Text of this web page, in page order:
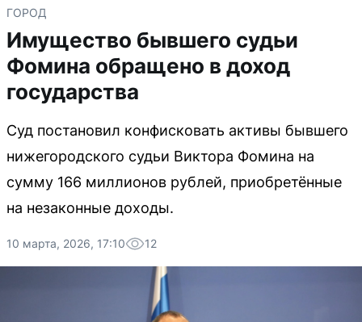
ГОРОД
Имущество бывшего судьи
Фомина обращено в доход
государства
Суд постановил конфисковать активы бывшего
нижегородского судьи Виктора Фомина на
сумму 166 миллионов рублей, приобретённые
на незаконные доходы.
10 марта, 2026, 17:10 12